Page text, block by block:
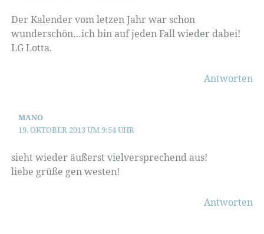
Der Kalender vom letzen Jahr war schon
wunderschön…ich bin auf jeden Fall wieder dabei!
LG Lotta.
Antworten
MANO
19. OKTOBER 2013 UM 9:54 UHR
sieht wieder äußerst vielversprechend aus!
liebe grüße gen westen!
Antworten